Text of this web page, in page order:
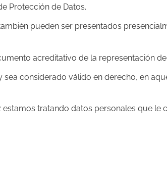
Protección de Datos.
pueden ser presentados
acreditativo de la representación
considerado válido en derecho, en
tratando datos personales que le